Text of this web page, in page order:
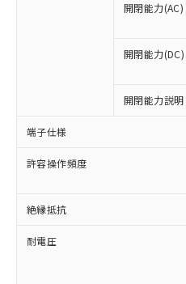
開閉能力(AC)
開閉能力(DC)
開閉能力説明
端子仕様
許容操作頻度
絶縁抵抗
耐電圧
以下の条件をお読み
ご利用ください。
本サービスは、
商品の当社在庫
(税抜)を提供さ
当社制御機器事
本サービスの対
ことをご了承く
在庫状況および
記載している更
タに基づき作成
覧された時点で
準価格とは異な
対応予定なし：EU
非含有に非対応の商
定はありません。
調査・確認中：EU
非含有の対応状況を
非該当品：ライセン
害物質有無と関係の
仕入先様の事情によ
いたものが、含有品
むを得ず変更するこ
六価クロム(Cr(Ⅵ))
類(PBB) 1000ppm以下、ポ
「○」：最大均質材
基準値以下であるこ
「×」：最大均質材
基準値を超えている
「－」：未確認です
*中国RoHS10物質の基準値
Pb(鉛) :1000ppm、 Hg(水
Cr(Ⅵ)(六価クロム) :
当社は、これら
為替および外国
（以下｢規制貨
または国外への
国政府の輸出許
可)を取得する